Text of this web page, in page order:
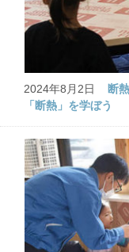
2024年8月2日
断
「断熱」を学ぼう